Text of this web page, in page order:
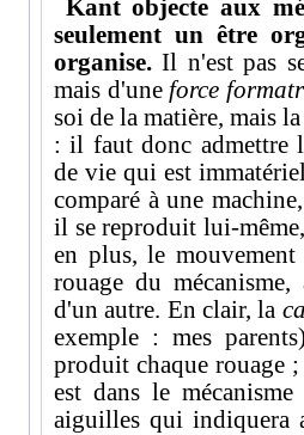
Kant objecte aux
seulement un être
organise. Il n'est pas
mais d'une force
soi de la matière, mais
: il faut donc admettre
de vie qui est
comparé à une
il se reproduit lui-
en plus, le
rouage du
d'un autre. En clair, la
exemple : mes
produit chaque rouage
est dans le
aiguilles qui indiquera